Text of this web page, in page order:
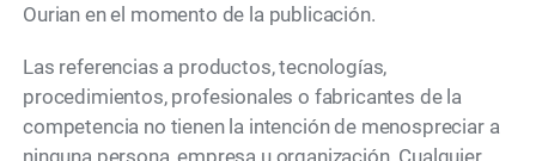
Ourian en el momento de la publicación.
Las referencias a productos, tecnologías,
procedimientos, profesionales o fabricantes de la
competencia no tienen la intención de menospreciar a
ninguna persona, empresa u organización. Cualquier